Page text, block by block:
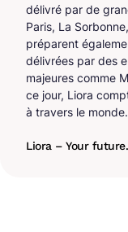
délivré par de
Paris, La
préparent
délivrées par des
majeures comme
ce jour, Liora
à travers le monde.
Liora – Your